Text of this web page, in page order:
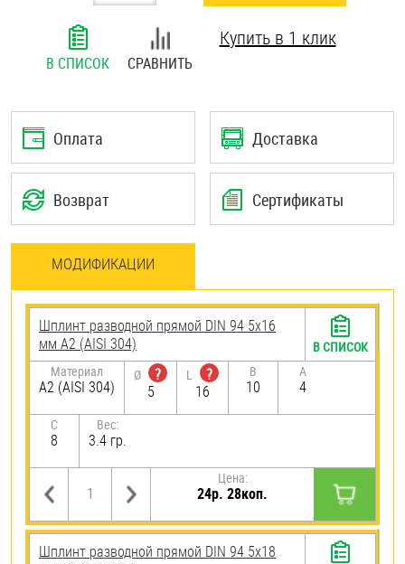
Штифты и пальцы
В СПИСОК СРАВНИТЬ
Купить в 1 клик
Оплата Доставка
Возврат Сертификаты
МОДИФИКАЦИИ
Шплинт разводной прямой DIN 94 5х16
мм А2 (AISI 304)
Материал
А2 (AISI 304)
Ø
?
5
L
?
16
B
10
A
4
C
8
Вес:
3.4 гр.
Цена:
24р. 28коп.
В СПИСОК
Шплинт разводной прямой DIN 94 5х18